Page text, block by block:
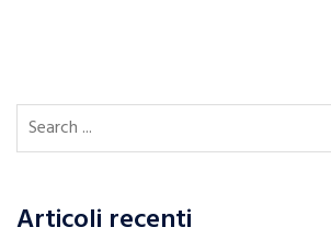
Articoli recenti